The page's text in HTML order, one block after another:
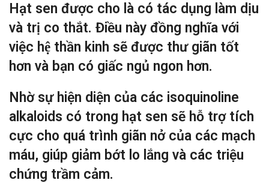
Hạt sen được cho là có tác dụng làm dịu
và trị co thắt. Điều này đồng nghĩa với
việc hệ thần kinh sẽ được thư giãn tốt
hơn và bạn có giấc ngủ ngon hơn.
Nhờ sự hiện diện của các isoquinoline
alkaloids có trong hạt sen sẽ hỗ trợ tích
cực cho quá trình giãn nở của các mạch
máu, giúp giảm bớt lo lắng và các triệu
chứng trầm cảm.